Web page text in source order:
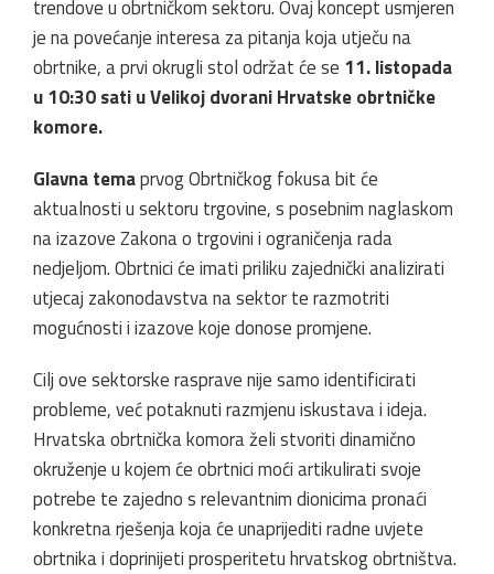
trendove u obrtničkom sektoru. Ovaj koncept usmjeren
je na povećanje interesa za pitanja koja utječu na
obrtnike, a prvi okrugli stol održat će se 11. listopada
u 10:30 sati u Velikoj dvorani Hrvatske obrtničke
komore.
Glavna temaprvog Obrtničkog fokusa bit će
aktualnosti u sektoru trgovine, s posebnim naglaskom
na izazove Zakona o trgovini i ograničenja rada
nedjeljom. Obrtnici će imati priliku zajednički analizirati
utjecaj zakonodavstva na sektor te razmotriti
mogućnosti i izazove koje donose promjene.
Cilj ove sektorske rasprave nije samo identificirati
probleme, već potaknuti razmjenu iskustava i ideja.
Hrvatska obrtnička komora želi stvoriti dinamično
okruženje u kojem će obrtnici moći artikulirati svoje
potrebe te zajedno s relevantnim dionicima pronaći
konkretna rješenja koja će unaprijediti radne uvjete
obrtnika i doprinijeti prosperitetu hrvatskog obrtništva.